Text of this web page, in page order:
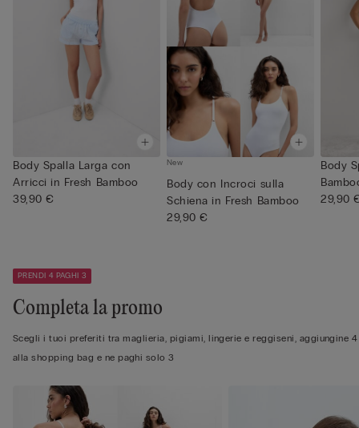
Body Spalla Larga con
Arricci in Fresh Bamboo
39,90 €
New
Body con Incroci sulla
Schiena in Fresh Bamboo
29,90 €
Body
29,90
PRENDI 4 PAGHI 3
Completa la promo
Scegli i tuoi preferiti tra maglieria, pigiami, lingerie e reggiseni, aggiungine 4
alla shopping bag e ne paghi solo 3